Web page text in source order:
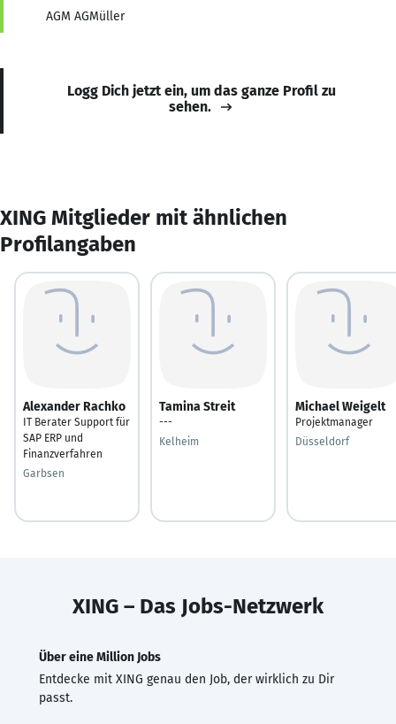
AGM AGMüller
Logg Dich jetzt ein, um das ganze Profil zu
sehen.
XING Mitglieder mit ähnlichen
Profilangaben
Alexander Rachko
IT Berater Support für
SAP ERP und
Finanzverfahren
Garbsen
Tamina Streit
---
Kelheim
Michael Weigelt
Projektmanager
Düsseldorf
XING – Das Jobs-Netzwerk
Über eine Million Jobs
Entdecke mit XING genau den Job, der wirklich zu Dir
passt.